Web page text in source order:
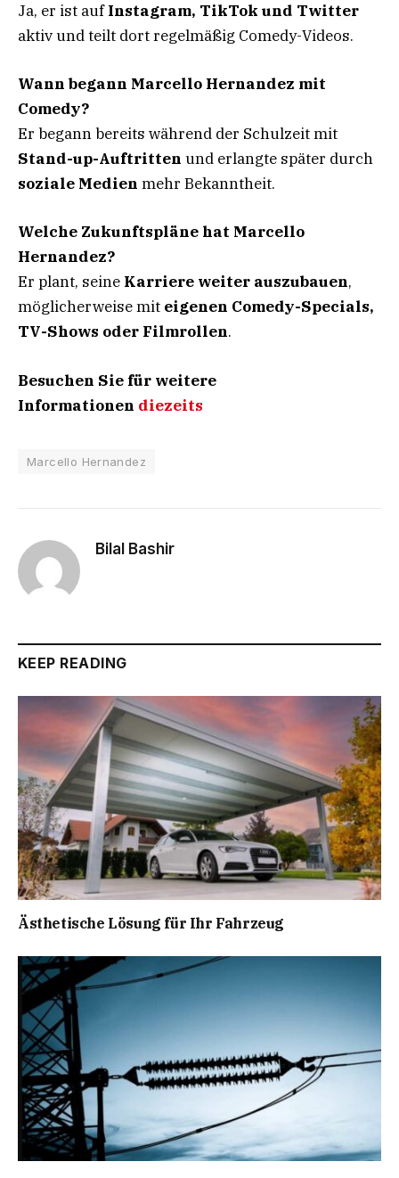
Ja, er ist aufInstagram, TikTok und Twitter
aktiv und teilt dort regelmäßig Comedy-Videos.
Wann begann Marcello Hernandez mit
Comedy?
Er begann bereits während der Schulzeit mit
Stand-up-Auftritten und erlangte später durch
soziale Medien mehr Bekanntheit.
Welche Zukunftspläne hat Marcello
Hernandez?
Er plant, seine Karriere weiter auszubauen,
möglicherweise mit eigenen Comedy-Specials,
TV-Shows oder Filmrollen.
Besuchen Sie für weitere
Informationen diezeits
Marcello Hernandez
Bilal Bashir
KEEP READING
Ästhetische Lösung für Ihr Fahrzeug